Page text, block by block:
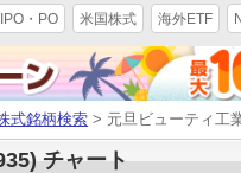
IPO・PO 米国株式 海外ETF
式銘柄検索 > 元旦ビューティ工
チャート